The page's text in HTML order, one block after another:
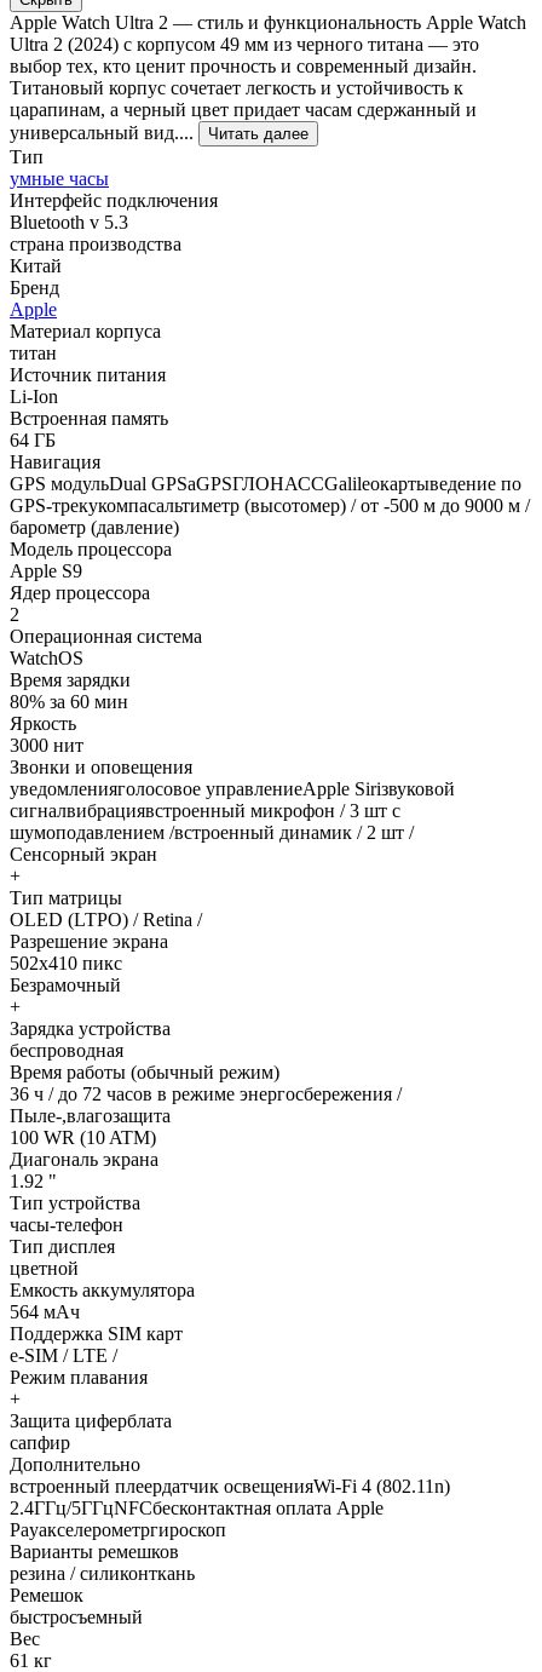
Apple Watch Ultra 2 — стиль и функциональность Apple Watch
Ultra 2 (2024) с корпусом 49 мм из черного титана — это
выбор тех, кто ценит прочность и современный дизайн.
Титановый корпус сочетает легкость и устойчивость к
царапинам, а черный цвет придает часам сдержанный и
универсальный вид....
Читать далее
Тип
умные часы
Интерфейс подключения
Bluetooth v 5.3
страна производства
Китай
Бренд
Apple
Материал корпуса
титан
Источник питания
Li-Ion
Встроенная память
64 ГБ
Навигация
GPS модульDual GPSaGPSГЛОНАССGalileoкартыведение по
GPS-трекукомпасальтиметр (высотомер) / от -500 м до 9000 м /
барометр (давление)
Модель процессора
Apple S9
Ядер процессора
2
Операционная система
WatchOS
Время зарядки
80% за 60 мин
Яркость
3000 нит
Звонки и оповещения
уведомленияголосовое управлениеApple Siriзвуковой
сигналвибрациявстроенный микрофон / 3 шт с
шумоподавлением /встроенный динамик / 2 шт /
Сенсорный экран
+
Тип матрицы
OLED (LTPO) / Retina /
Разрешение экрана
502x410 пикс
Безрамочный
+
Зарядка устройства
беспроводная
Время работы (обычный режим)
36 ч / до 72 часов в режиме энергосбережения /
Пыле-,влагозащита
100 WR (10 ATM)
Диагональ экрана
1.92 "
Тип устройства
часы-телефон
Тип дисплея
цветной
Емкость аккумулятора
564 мАч
Поддержка SIM карт
e-SIM / LTE /
Режим плавания
+
Защита циферблата
сапфир
Дополнительно
встроенный плеердатчик освещенияWi-Fi 4 (802.11n)
2.4ГГц/5ГГцNFCбесконтактная оплата Apple
Payакселерометргироскоп
Варианты ремешков
резина / силиконткань
Ремешок
быстросъемный
Вес
61 кг